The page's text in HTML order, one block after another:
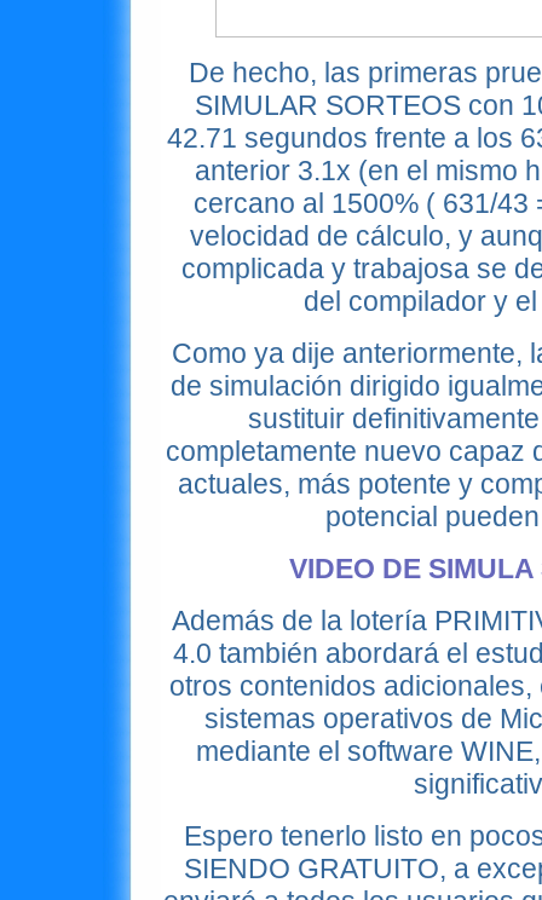
De hecho, las primeras
SIMULAR SORTEOS con
42.71 segundos frente a los
anterior 3.1x (en el mismo
cercano al 1500% ( 631/
velocidad de cálculo, y
complicada y trabajosa se
del compilador y
Como ya dije anteriormente,
de simulación dirigido
sustituir
completamente nuevo capaz
actuales, más potente y
potencial
VIDEO DE
Además de la lotería
4.0 también abordará el
otros contenidos
sistemas operativos de
mediante el software
Espero tenerlo listo en
SIENDO GRATUITO, a